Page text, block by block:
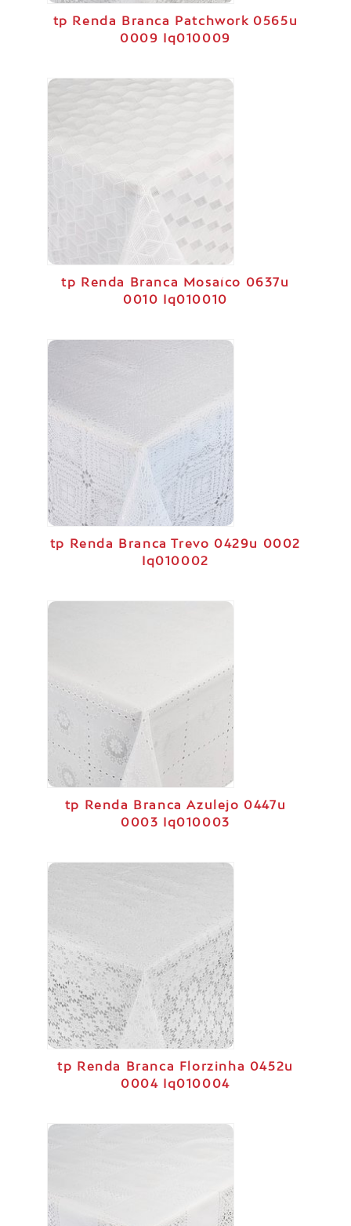
tp Renda Branca Patchwork 0565u
0009 Iq010009
tp Renda Branca Mosaíco 0637u
0010 Iq010010
tp Renda Branca Trevo 0429u 0002
Iq010002
tp Renda Branca Azulejo 0447u
0003 Iq010003
tp Renda Branca Florzinha 0452u
0004 Iq010004